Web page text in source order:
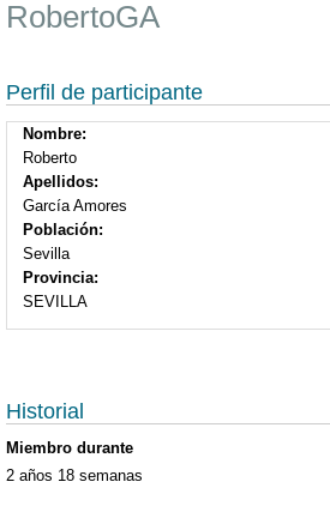
RobertoGA
Perfil de participante
Nombre:
Roberto
Apellidos:
García Amores
Población:
Sevilla
Provincia:
SEVILLA
Historial
Miembro durante
2 años 18 semanas